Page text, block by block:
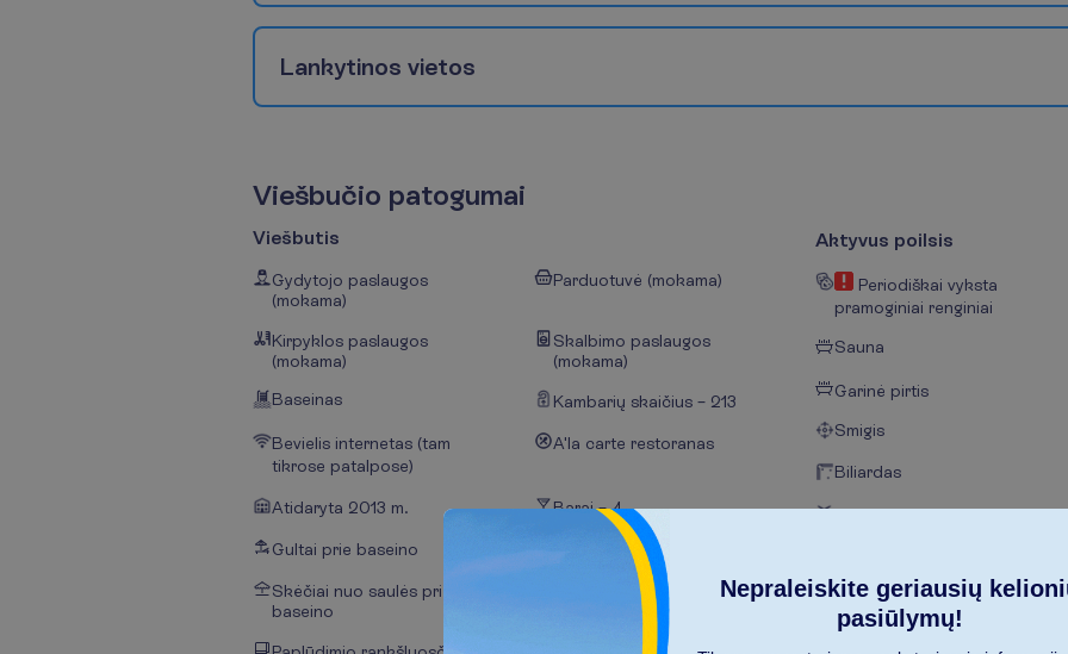
Lankytinos vietos
Viešbučio patogumai
Viešbutis
Gydytojo paslaugos
(mokama)
Parduotuvė (mokama)
Kirpyklos paslaugos
(mokama)
Skalbimo paslaugos
(mokama)
Baseinas
Kambarių skaičius – 213
Bevielis internetas (tam
tikrose patalpose)
A'la carte restoranas
Atidaryta 2013 m. Barai – 4
Gultai prie baseino Gultai paplūdimyje
Skėčiai nuo saulės prie
baseino
Skėčiai nuo saulės
paplūdimyje
Aktyvus poilsis
Periodiškai vyksta
pramoginiai renginiai
Sauna
Garinė pirtis
Smigis
Biliardas
Nepraleiskite geriausių
pasiūlymų!